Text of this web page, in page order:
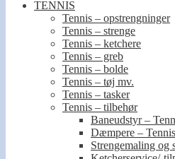
TENNIS
Tennis – opstrengninger
Tennis – strenge
Tennis – ketchere
Tennis – greb
Tennis – bolde
Tennis – tøj mv.
Tennis – tasker
Tennis – tilbehør
Baneudstyr –
Dæmpere – Tennis
Strengemaling og